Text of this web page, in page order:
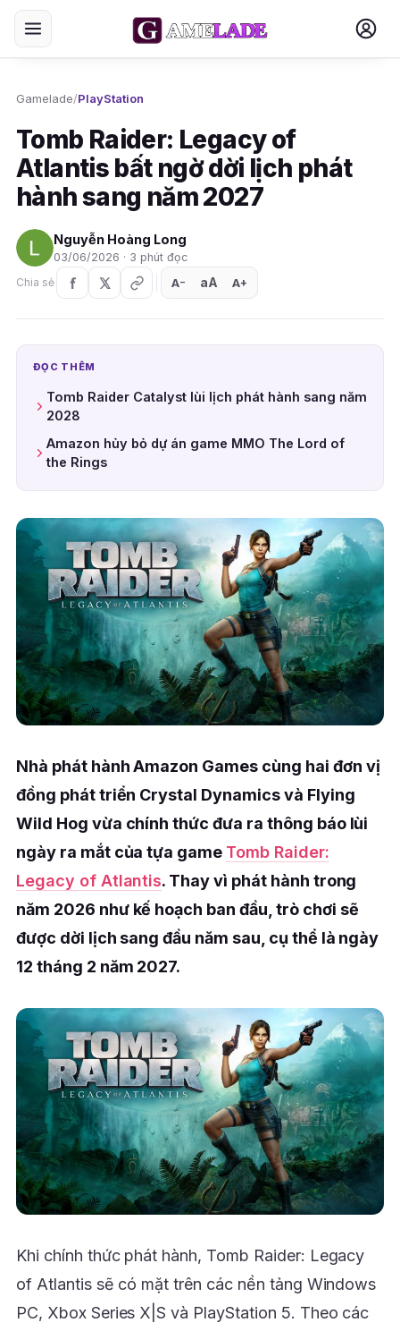
Gamelade/PlayStation
Tomb Raider: Legacy of
Atlantis bất ngờ dời lịch phát
hành sang năm 2027
Nguyễn Hoàng Long
03/06/2026 · 3 phút đọc
Chia sẻ
A− aA A+
ĐỌC THÊM
Tomb Raider Catalyst lùi lịch phát hành sang năm
2028
Amazon hủy bỏ dự án game MMO The Lord of
the Rings
Nhà phát hành Amazon Games cùng hai đơn vị
đồng phát triển Crystal Dynamics và Flying
Wild Hog vừa chính thức đưa ra thông báo lùi
ngày ra mắt của tựa game Tomb Raider:
Legacy of Atlantis. Thay vì phát hành trong
năm 2026 như kế hoạch ban đầu, trò chơi sẽ
được dời lịch sang đầu năm sau, cụ thể là ngày
12 tháng 2 năm 2027.
Khi chính thức phát hành, Tomb Raider: Legacy
of Atlantis sẽ có mặt trên các nền tảng Windows
PC, Xbox Series X|S và PlayStation 5. Theo các